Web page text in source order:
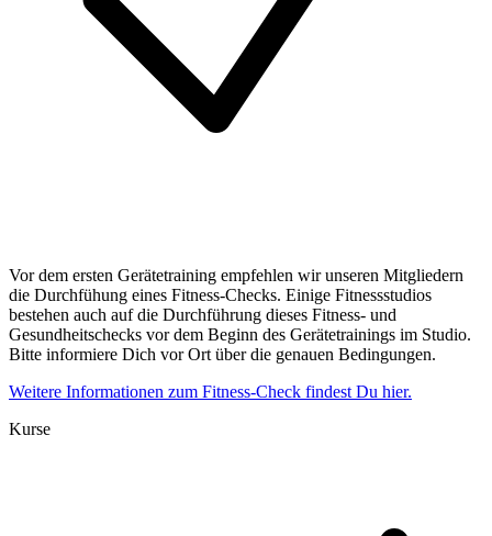
Vor dem ersten Gerätetraining empfehlen wir unseren Mitgliedern
die Durchfühung eines Fitness-Checks. Einige Fitnessstudios
bestehen auch auf die Durchführung dieses Fitness- und
Gesundheitschecks vor dem Beginn des Gerätetrainings im Studio.
Bitte informiere Dich vor Ort über die genauen Bedingungen.
Weitere Informationen zum Fitness-Check findest Du hier.
Kurse